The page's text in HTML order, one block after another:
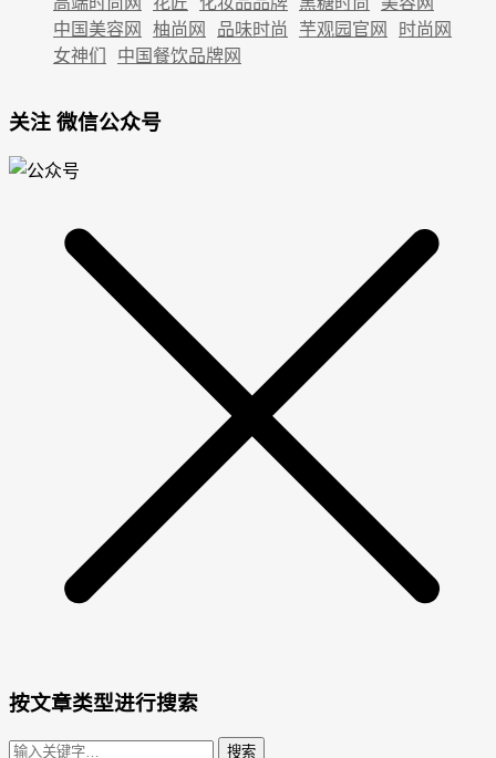
中国美容网
柚尚网 品味时尚 芋观园官网
时尚网
女神们
中国餐饮品牌网
关注 微信公众号
按文章类型进行搜索